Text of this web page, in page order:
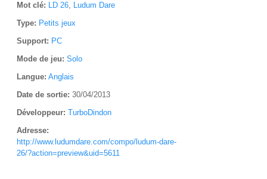
Mot clé: LD 26, Ludum Dare
Type: Petits jeux
Support: PC
Mode de jeu: Solo
Langue: Anglais
Date de sortie: 30/04/2013
Développeur: TurboDindon
Adresse:
http://www.ludumdare.com/compo/ludum-dare-
26/?action=preview&uid=5611